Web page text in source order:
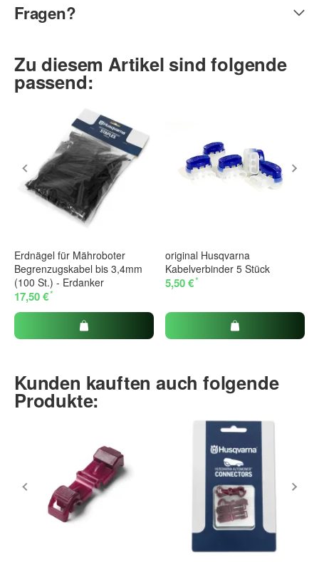
Fragen?
Zu diesem Artikel sind folgende
passend:
Erdnägel für Mähroboter
Begrenzugskabel bis 3,4mm
(100 St.) - Erdanker
17,50 €*
original Husqvarna
Kabelverbinder 5 Stück
5,50 €*
Kunden kauften auch folgende
Produkte: